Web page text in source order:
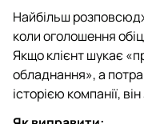
Найбільш
коли оголошення
Якщо клієнт шукає
обладнання», а
історією компанії,